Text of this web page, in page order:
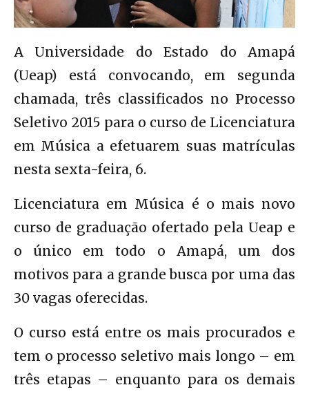
A Universidade do Estado do Amapá
(Ueap) está convocando, em segunda
chamada, três classificados no Processo
Seletivo 2015 para o curso de Licenciatura
em Música a efetuarem suas matrículas
nesta sexta-feira, 6.
Licenciatura em Música é o mais novo
curso de graduação ofertado pela Ueap e
o único em todo o Amapá, um dos
motivos para a grande busca por uma das
30 vagas oferecidas.
O curso está entre os mais procurados e
tem o processo seletivo mais longo – em
três etapas – enquanto para os demais